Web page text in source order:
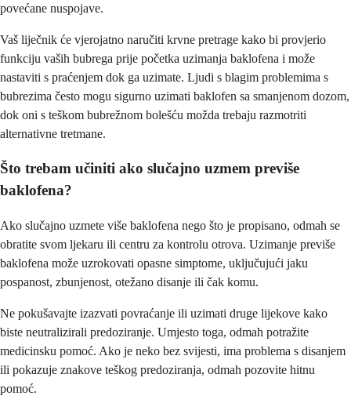
povećane nuspojave.
Vaš liječnik će vjerojatno naručiti krvne pretrage kako bi provjerio
funkciju vaših bubrega prije početka uzimanja baklofena i može
nastaviti s praćenjem dok ga uzimate. Ljudi s blagim problemima s
bubrezima često mogu sigurno uzimati baklofen sa smanjenom dozom,
dok oni s teškom bubrežnom bolešću možda trebaju razmotriti
alternativne tretmane.
Što trebam učiniti ako slučajno uzmem previše
baklofena?
Ako slučajno uzmete više baklofena nego što je propisano, odmah se
obratite svom ljekaru ili centru za kontrolu otrova. Uzimanje previše
baklofena može uzrokovati opasne simptome, uključujući jaku
pospanost, zbunjenost, otežano disanje ili čak komu.
Ne pokušavajte izazvati povraćanje ili uzimati druge lijekove kako
biste neutralizirali predoziranje. Umjesto toga, odmah potražite
medicinsku pomoć. Ako je neko bez svijesti, ima problema s disanjem
ili pokazuje znakove teškog predoziranja, odmah pozovite hitnu
pomoć.